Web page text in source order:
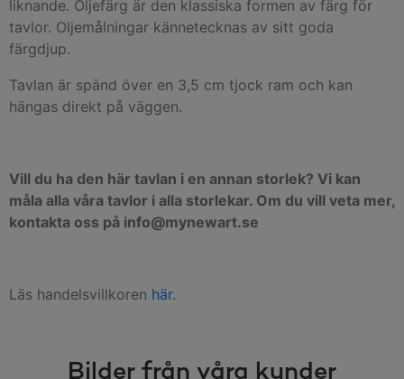
liknande. Oljefärg är den klassiska formen av färg för
tavlor. Oljemålningar kännetecknas av sitt goda
färgdjup.
Tavlan är spänd över en 3,5 cm tjock ram och kan
hängas direkt på väggen.
Vill du ha den här tavlan i en annan storlek? Vi kan
måla alla våra tavlor i alla storlekar. Om du vill veta mer,
kontakta oss på info@mynewart.se
Läs handelsvillkoren här.
Bilder från våra kunder